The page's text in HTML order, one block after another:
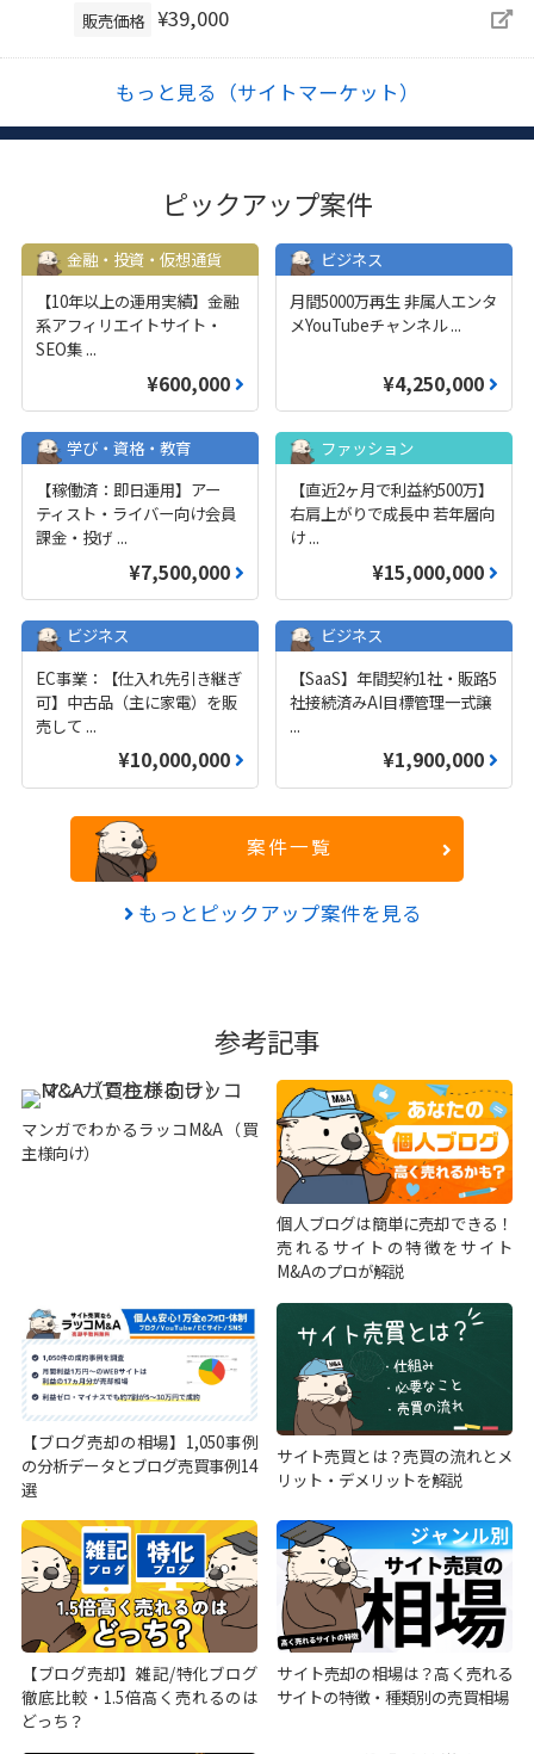
販売価格 ¥39,000
もっと見る（サイトマーケット）
ピックアップ案件
金融・投資・仮想通貨
【10年以上の運用実績】金融
系アフィリエイトサイト・
SEO集 ...
¥600,000
ビジネス
月間5000万再生 非属人エンタ
メYouTubeチャンネル...
¥4,250,000
学び・資格・教育
【稼働済：即日運用】アー
ティスト・ライバー向け会員
課金・投げ ...
¥7,500,000
ファッション
【直近2ヶ月で利益約500万】
右肩上がりで成長中 若年層向
け...
¥15,000,000
ビジネス
EC事業：【仕入れ先引き継ぎ
可】中古品（主に家電）を販
売して ...
¥10,000,000
ビジネス
【SaaS】年間契約1社・販路5
社接続済みAI目標管理一式譲
...
¥1,900,000
案件一覧
もっとピックアップ案件を見る
参考記事
マンガでわかるラッコM&A（買
主様向け）
個人ブログは簡単に売却できる！
売れるサイトの特徴をサイト
M&Aのプロが解説
【ブログ売却の相場】1,050事例
の分析データとブログ売買事例14
選
サイト売買とは？売買の流れとメ
リット・デメリットを解説
【ブログ売却】雑記/特化ブログ
徹底比較・1.5倍高く売れるのは
どっち？
サイト売却の相場は？高く売れる
サイトの特徴・種類別の売買相場